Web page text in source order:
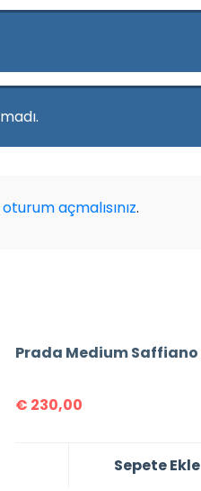
oturum açmalısınız.
€ 230,00
Sepete Ekle